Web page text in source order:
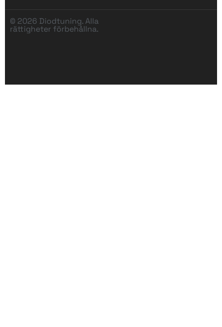
© 2026 Diodtuning. Alla
rättigheter förbehållna.